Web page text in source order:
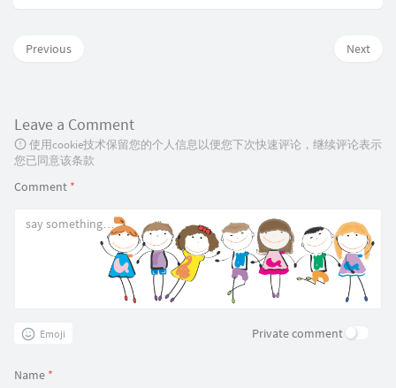
Next
Previous
Leave a Comment
使用cookie技术保留您的个人信息以便您下次快速评论，继续评论表示
您已同意该条款
Comment *
Emoji Private comment
Name *